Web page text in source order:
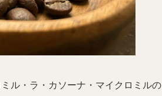
ル・ラ・カソーナ・マイクロミルの